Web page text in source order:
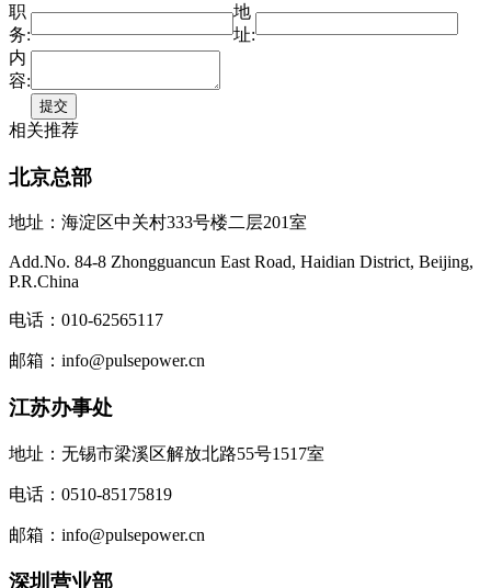
职
务:
地
址:
内
容:
相关推荐
北京总部
地址：海淀区中关村333号楼二层201室
Add.No. 84-8 Zhongguancun East Road, Haidian District, Beijing,
P.R.China
电话：010-62565117
邮箱：info@pulsepower.cn
江苏办事处
地址：无锡市梁溪区解放北路55号1517室
电话：0510-85175819
邮箱：info@pulsepower.cn
深圳营业部